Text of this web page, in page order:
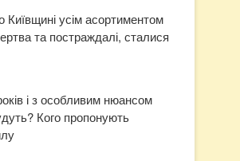
усім асортиментом
та постраждалі, сталися
і з особливим нюансом
Кого пропонують